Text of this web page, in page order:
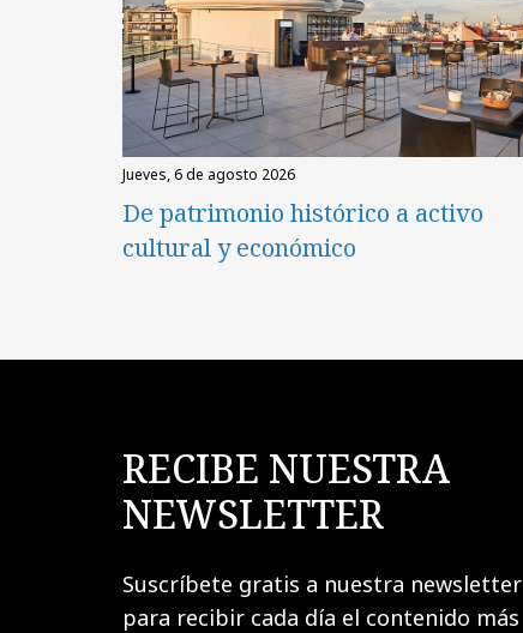
jueves, 6 de agosto 2026
De patrimonio histórico a activo
cultural y económico
RECIBE NUESTRA
NEWSLETTER
Suscríbete gratis a nuestra newsletter
para recibir cada día el contenido más